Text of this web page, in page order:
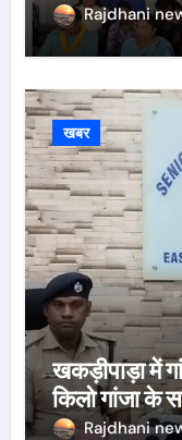
Rajdhani
खबर
खकड़ीपाड़ा में
किलो गांजा के
Rajdhani